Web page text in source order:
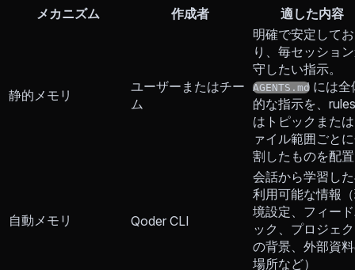
メカニズム 作成者 適した内容
静的メモリ
ユーザーまたはチー
ム
明確で安定してお
り、毎セッショ
守したい指示。
AGENTS.md には全
的な指示を、
はトピックまた
ァイル範囲ごと
割したものを配置
自動メモリ Qoder CLI
会話から学習し
利用可能な情報
境設定、フィー
ック、プロジェ
の背景、外部資
場所など）